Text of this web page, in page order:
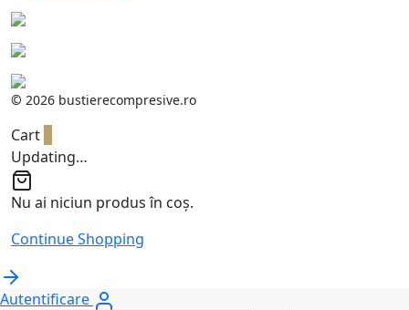
© 2026 bustierecompresive.ro
Cart
Updating…
Nu ai niciun produs în coș.
Continue Shopping
Autentificare